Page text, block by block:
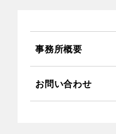
事務所概要
お問い合わせ